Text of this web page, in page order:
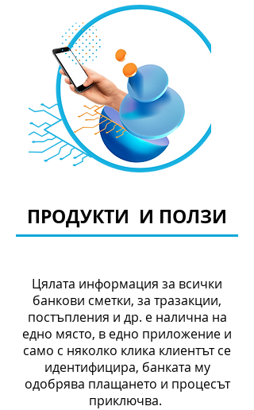
ПРОДУКТИ И ПОЛЗИ
Цялата информация за всички
банкови сметки, за тразакции,
постъпления и др. е налична на
едно място, в едно приложение и
само с няколко клика клиентът се
идентифицира, банката му
одобрява плащането и процесът
приключва.